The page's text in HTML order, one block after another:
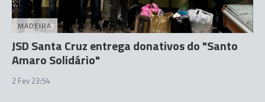
MADEIRA
JSD Santa Cruz entrega donativos do "Santo
Amaro Solidário"
2 Fev 23:54